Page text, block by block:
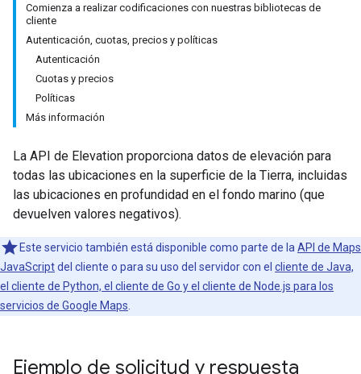
Comienza a realizar codificaciones con nuestras bibliotecas de
cliente
Autenticación, cuotas, precios y políticas
Autenticación
Cuotas y precios
Políticas
Más información
La API de Elevation proporciona datos de elevación para
todas las ubicaciones en la superficie de la Tierra, incluidas
las ubicaciones en profundidad en el fondo marino (que
devuelven valores negativos).
Este servicio también está disponible como parte de la API de Maps
JavaScriptdel cliente o para su uso del servidor con el cliente de Java,
el cliente de Python, el cliente de Go y el cliente de Node.js para los
servicios de Google Maps
Ejemplo de solicitud y respuesta